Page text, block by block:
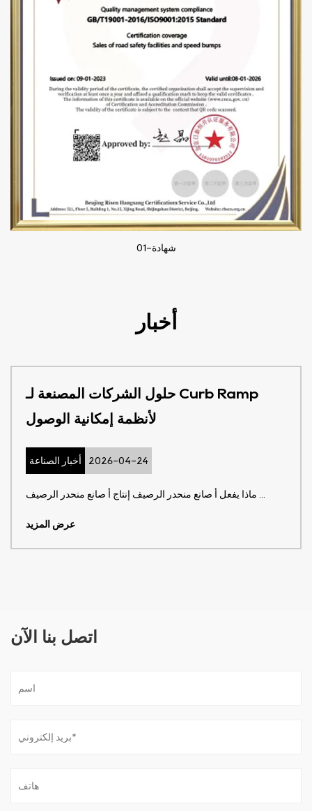
شهادة-01
أخبار
حلول الشركات المصنعة لـ Curb Ramp
لأنظمة إمكانية الوصول
أخبار الصناعة 2026-04-24
عرض المزيد
اتصل بنا الآن